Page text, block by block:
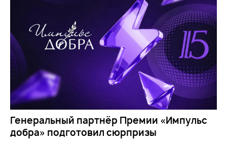
Генеральный партнёр Премии «Импульс
добра» подготовил сюрпризы